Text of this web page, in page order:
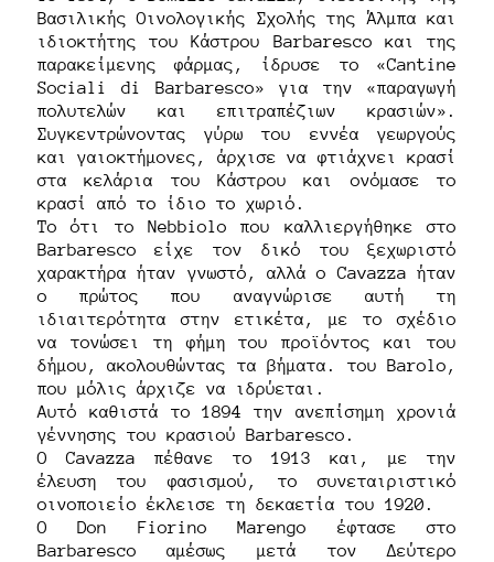
Βασιλικής Οινολογικής Σχολής της Άλμπα και
ιδιοκτήτης του Κάστρου Barbaresco και της
παρακείμενης φάρμας, ίδρυσε το «Cantine
Sociali di Barbaresco» για την «παραγωγή
πολυτελών και επιτραπέζιων κρασιών».
Συγκεντρώνοντας γύρω του εννέα γεωργούς
και γαιοκτήμονες, άρχισε να φτιάχνει κρασί
στα κελάρια του Κάστρου και ονόμασε το
κρασί από το ίδιο το χωριό.
Το ότι το Nebbiolo που καλλιεργήθηκε στο
Barbaresco είχε τον δικό του ξεχωριστό
χαρακτήρα ήταν γνωστό, αλλά ο Cavazza ήταν
ο πρώτος που αναγνώρισε αυτή τη
ιδιαιτερότητα στην ετικέτα, με το σχέδιο
να τονώσει τη φήμη του προϊόντος και του
δήμου, ακολουθώντας τα βήματα. του Barolo,
που μόλις άρχιζε να ιδρύεται.
Αυτό καθιστά το 1894 την ανεπίσημη χρονιά
γέννησης του κρασιού Barbaresco.
Ο Cavazza πέθανε το 1913 και, με την
έλευση του φασισμού, το συνεταιριστικό
οινοποιείο έκλεισε τη δεκαετία του 1920.
Ο Don Fiorino Marengo έφτασε στο
Barbaresco αμέσως μετά τον Δεύτερο